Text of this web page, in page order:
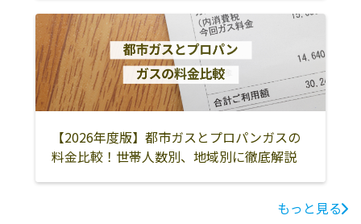
【2026年度版】都市ガスとプロパンガスの
料金比較！世帯人数別、地域別に徹底解説
もっと見る